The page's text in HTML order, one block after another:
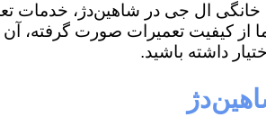
خانگی ال جی در شاهین‌دژ، خدمات
کیفیت تعمیرات صورت گرفته، آن
داشته باشید.